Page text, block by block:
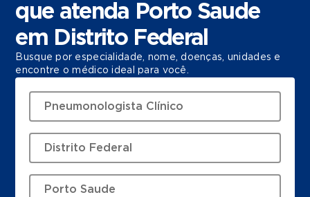
que atenda Porto Saude
em Distrito Federal
Busque por especialidade, nome, doenças, unidades e
encontre o médico ideal para você.